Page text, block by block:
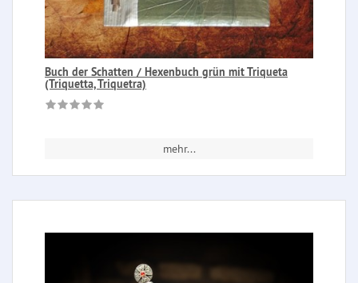
Buch der Schatten / Hexenbuch grün mit Triqueta
(Triquetta, Triquetra)
mehr...